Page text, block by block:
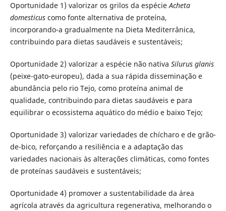
Oportunidade 1) valorizar os grilos da espécieAcheta
domesticuscomo fonte alternativa de proteína,
incorporando-a gradualmente na Dieta Mediterrânica,
contribuindo para dietas saudáveis e sustentáveis;
Oportunidade 2) valorizar a espécie não nativa Silurus glanis
(peixe-gato-europeu), dada a sua rápida disseminação e
abundância pelo rio Tejo, como proteína animal de
qualidade, contribuindo para dietas saudáveis e para
equilibrar o ecossistema aquático do médio e baixo Tejo;
Oportunidade 3) valorizar variedades de chícharo e de grão-
de-bico, reforçando a resiliência e a adaptação das
variedades nacionais às alterações climáticas, como fontes
de proteínas saudáveis e sustentáveis;
Oportunidade 4) promover a sustentabilidade da área
agrícola através da agricultura regenerativa, melhorando o